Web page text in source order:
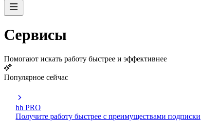
Сервисы
Помогают искать работу быстрее и эффективнее
Популярное сейчас
hh PRO
Получите работу быстрее с преимуществами подписки